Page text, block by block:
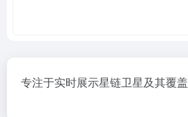
专注于实时展示星链卫星及其覆